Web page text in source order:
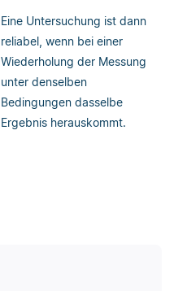
Eine Untersuchung ist dann
reliabel, wenn bei einer
Wiederholung der Messung
unter denselben
Bedingungen dasselbe
Ergebnis herauskommt.